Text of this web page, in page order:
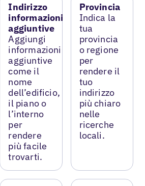
Indirizzo
informazioni
aggiuntive
Aggiungi
informazioni
aggiuntive
come il
nome
dell’edificio,
il piano o
l’interno
per
rendere
più facile
trovarti.
Provincia
Indica la
tua
provincia
o regione
per
rendere il
tuo
indirizzo
più chiaro
nelle
ricerche
locali.